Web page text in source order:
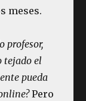
meses.
profesor,
tejado el
pueda
Pero